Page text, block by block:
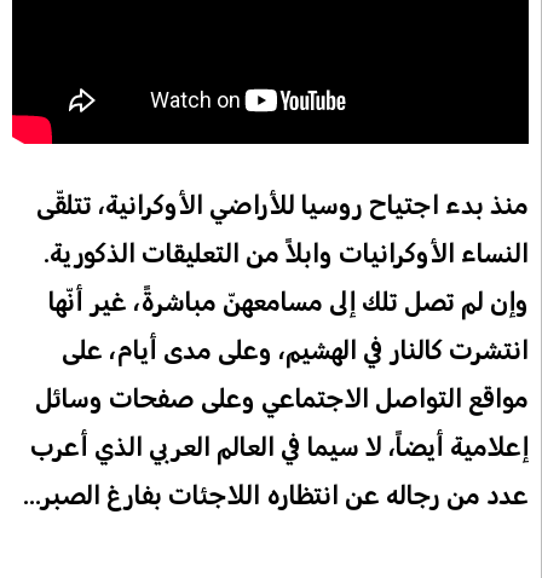
منذ بدء اجتياح روسيا للأراضي الأوكرانية، تتلقّى
النساء الأوكرانيات وابلاً من التعليقات الذكورية.
وإن لم تصل تلك إلى مسامعهنّ مباشرةً، غير أنّها
انتشرت كالنار في الهشيم، وعلى مدى أيام، على
مواقع التواصل الاجتماعي وعلى صفحات وسائل
إعلامية أيضاً، لا سيما في العالم العربي الذي أعرب
عدد من رجاله عن انتظاره اللاجئات بفارغ الصبر...